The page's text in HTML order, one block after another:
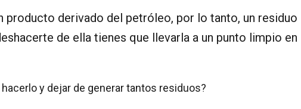
producto derivado del petróleo, por lo tanto, un residuo
de ella tienes que llevarla a un punto limpio en
y dejar de generar tantos residuos?